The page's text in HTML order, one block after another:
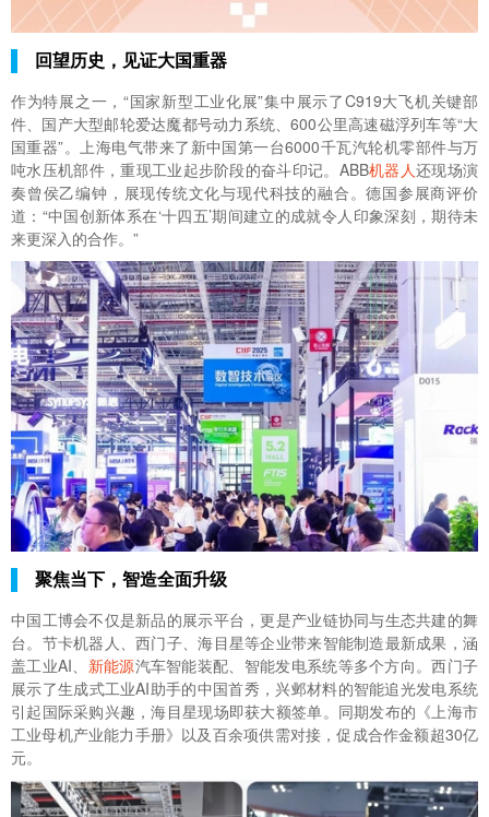
回望历史，见证大国重器
作为特展之一，“国家新型工业化展”集中展示了C919大飞机关键部
件、国产大型邮轮爱达魔都号动力系统、600公里高速磁浮列车等“大
国重器”。上海电气带来了新中国第一台6000千瓦汽轮机零部件与万
吨水压机部件，重现工业起步阶段的奋斗印记。ABB机器人还现场演
奏曾侯乙编钟，展现传统文化与现代科技的融合。德国参展商评价
道：“中国创新体系在‘十四五’期间建立的成就令人印象深刻，期待未
来更深入的合作。”
聚焦当下，智造全面升级
中国工博会不仅是新品的展示平台，更是产业链协同与生态共建的舞
台。节卡机器人、西门子、海目星等企业带来智能制造最新成果，涵
盖工业AI、 新能源汽车智能装配、智能发电系统等多个方向。西门子
展示了生成式工业AI助手的中国首秀，兴邺材料的智能追光发电系统
引起国际采购兴趣，海目星现场即获大额签单。同期发布的《上海市
工业母机产业能力手册》以及百余项供需对接，促成合作金额超30亿
元。